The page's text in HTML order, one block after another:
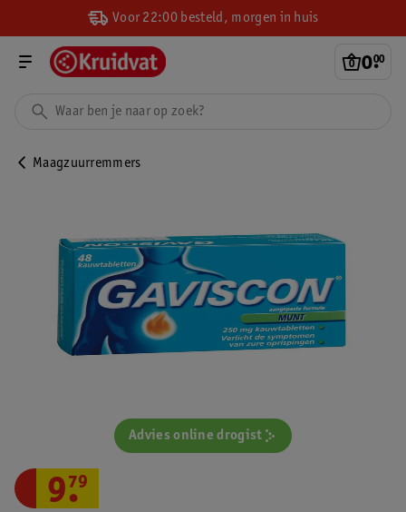
Voor 22:00 besteld, morgen in huis
0.
00
Maagzuurremmers
Advies online drogist
9.
79